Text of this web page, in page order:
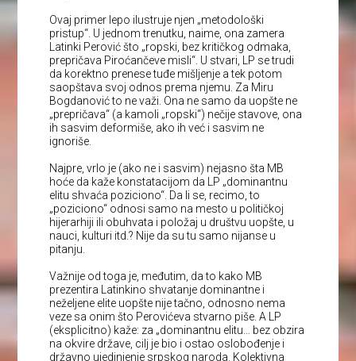
Ovaj primer lepo ilustruje njen „metodološki
pristup“. U jednom trenutku, naime, ona zamera
Latinki Perović što „ropski, bez kritičkog odmaka,
prepričava Piroćančeve misli“. U stvari, LP se trudi
da korektno prenese tuđe mišljenje a tek potom
saopštava svoj odnos prema njemu. Za Miru
Bogdanović to ne važi. Ona ne samo da uopšte ne
„prepričava“ (a kamoli „ropski“) nečije stavove, ona
ih sasvim deformiše, ako ih već i sasvim ne
ignoriše.
Najpre, vrlo je (ako ne i sasvim) nejasno šta MB
hoće da kaže konstatacijom da LP „dominantnu
elitu shvaća poziciono“. Da li se, recimo, to
„poziciono“ odnosi samo na mesto u političkoj
hijerarhiji ili obuhvata i položaj u društvu uopšte, u
nauci, kulturi itd.? Nije da su tu samo nijanse u
pitanju.
Važnije od toga je, međutim, da to kako MB
prezentira Latinkino shvatanje dominantne i
neželjene elite uopšte nije tačno, odnosno nema
veze sa onim što Perovićeva stvarno piše. A LP
(eksplicitno) kaže: za „dominantnu elitu… bez obzira
na okvire države, cilj je bio i ostao oslobođenje i
državno ujedinjenje srpskog naroda. Kolektivna